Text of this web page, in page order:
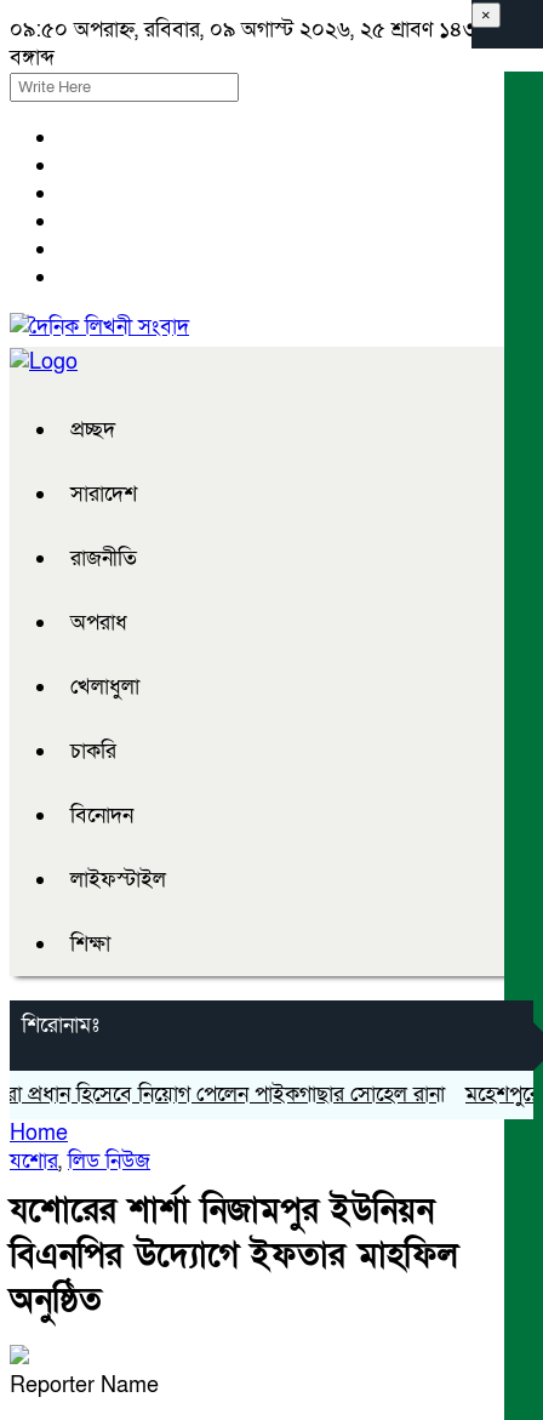
০৯:৫০ অপরাহ্ন, রবিবার, ০৯ অগাস্ট ২০২৬, ২৫ শ্রাবণ ১৪৩৩
বঙ্গাব্দ
প্রচ্ছদ
সারাদেশ
রাজনীতি
অপরাধ
খেলাধুলা
চাকরি
বিনোদন
লাইফস্টাইল
শিক্ষা
শিরোনামঃ
হিসেবে নিয়োগ পেলেন পাইকগাছার সোহেল রানা মহেশপুরে
×
Home
যশোর,লিড নিউজ
যশোরের শার্শা নিজামপুর ইউনিয়ন
বিএনপির উদ্যোগে ইফতার মাহফিল
অনুষ্ঠিত
Reporter Name